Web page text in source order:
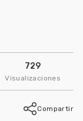
729
Visualizaciones
Compartir